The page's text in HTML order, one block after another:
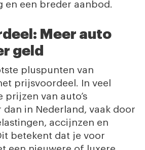
en een breder aanbod.
Meer auto
geld
pluspunten van
prijsvoordeel. In veel
prijzen van auto’s
dan in Nederland, vaak door
accijnzen en
betekent dat je voor